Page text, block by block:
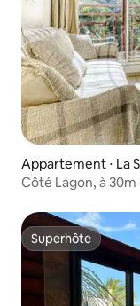
Appartement ⋅ La
Côté Lagon, à 30m
Superhôte
Superhôte